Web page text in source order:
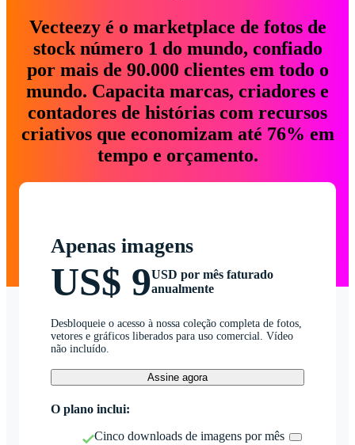
Vecteezy é o marketplace de fotos de
stock número 1 do mundo, confiado
por mais de 90.000 clientes em todo o
mundo. Capacita marcas, criadores e
contadores de histórias com recursos
criativos que economizam até 76% em
tempo e orçamento.
Apenas imagens
US$ 9USD por mês faturado
anualmente
Desbloqueie o acesso à nossa coleção completa de fotos,
vetores e gráficos liberados para uso comercial. Vídeo
não incluído.
Assine agora
O plano inclui:
Cinco downloads de imagens por mês